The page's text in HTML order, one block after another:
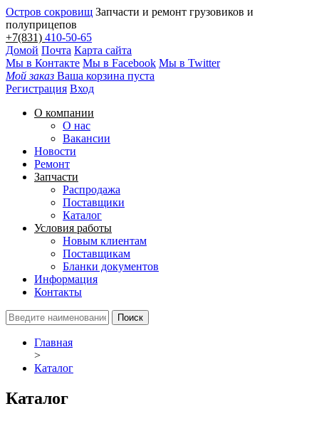
Остров сокровищ Запчасти и ремонт грузовиков и
полуприцепов
+7(831) 410-50-65
Домой Почта Карта сайта
Мы в Контакте Мы в Facebook Мы в Twitter
Мой заказ Ваша корзина пуста
Регистрация Вход
О компании
О нас
Вакансии
Новости
Ремонт
Запчасти
Распродажа
Поставщики
Каталог
Условия работы
Новым клиентам
Поставщикам
Бланки документов
Информация
Контакты
Главная
>
Каталог
Каталог